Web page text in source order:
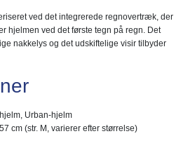
ved det integrerede regnovertræk, der
hjelmen ved det første tegn på regn. Det
nakkelys og det udskiftelige visir tilbyder
Urban-hjelm
cm (str. M, varierer efter størrelse)